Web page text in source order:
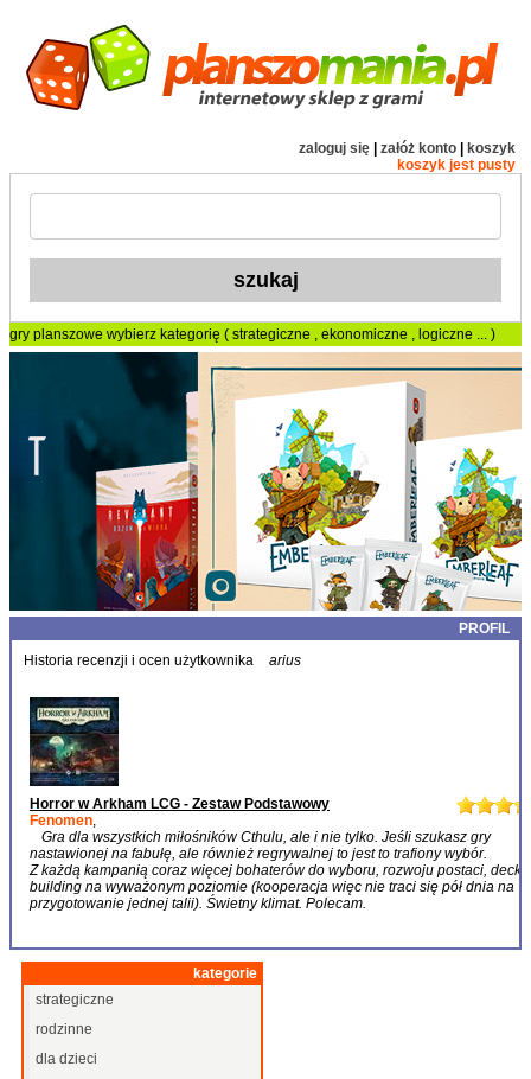
zaloguj się załóż konto
koszyk
koszyk jest pusty
gry planszowe wybierz kategorię ( strategiczne , ekonomiczne , logiczne ... )
PROFIL
Historia recenzji i ocen użytkownika
arius
Horror w Arkham LCG - Zestaw Podstawowy
Fenomen,
Gra dla wszystkich miłośników Cthulu, ale i nie tylko. Jeśli szukasz gry
nastawionej na fabułę, ale również regrywalnej to jest to trafiony wybór.
Z każdą kampanią coraz więcej bohaterów do wyboru, rozwoju postaci, deck
building na wyważonym poziomie (kooperacja więc nie traci się pół dnia na
przygotowanie jednej talii). Świetny klimat. Polecam.
kategorie
strategiczne
rodzinne
dla dzieci